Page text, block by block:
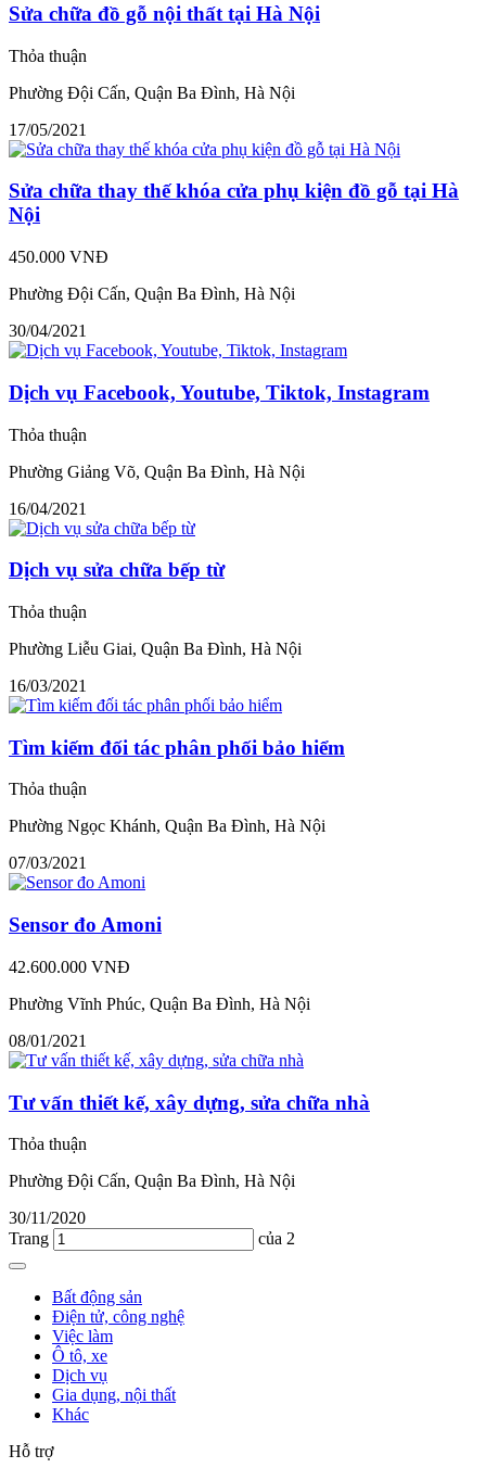
Sửa chữa đồ gỗ nội thất tại Hà Nội
Thỏa thuận
Phường Đội Cấn, Quận Ba Đình, Hà Nội
17/05/2021
Sửa chữa thay thế khóa cửa phụ kiện đồ gỗ tại Hà
Nội
450.000 VNĐ
Phường Đội Cấn, Quận Ba Đình, Hà Nội
30/04/2021
Dịch vụ Facebook, Youtube, Tiktok, Instagram
Thỏa thuận
Phường Giảng Võ, Quận Ba Đình, Hà Nội
16/04/2021
Dịch vụ sửa chữa bếp từ
Thỏa thuận
Phường Liễu Giai, Quận Ba Đình, Hà Nội
16/03/2021
Tìm kiếm đối tác phân phối bảo hiểm
Thỏa thuận
Phường Ngọc Khánh, Quận Ba Đình, Hà Nội
07/03/2021
Sensor đo Amoni
42.600.000 VNĐ
Phường Vĩnh Phúc, Quận Ba Đình, Hà Nội
08/01/2021
Tư vấn thiết kế, xây dựng, sửa chữa nhà
Thỏa thuận
Phường Đội Cấn, Quận Ba Đình, Hà Nội
30/11/2020
Trang
của 2
Bất động sản
Điện tử, công nghệ
Việc làm
Ô tô, xe
Dịch vụ
Gia dụng, nội thất
Khác
Hỗ trợ